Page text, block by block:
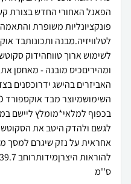
הפאנל האחורי החדש בצורת
פונקציונליות משופרת
לטלוויזיה.מבנה ותכונותבד
לשימוש ארוך טווחהידוק
ומהיריםכיס מובנה - מאחסן
האביזרים בהישג ידרוכסנים
בכפוף למלאי*מומלץ ליישם
לגשם ולהדק היטב את
אחראית על נזק שיגרם למסך
ס''מ